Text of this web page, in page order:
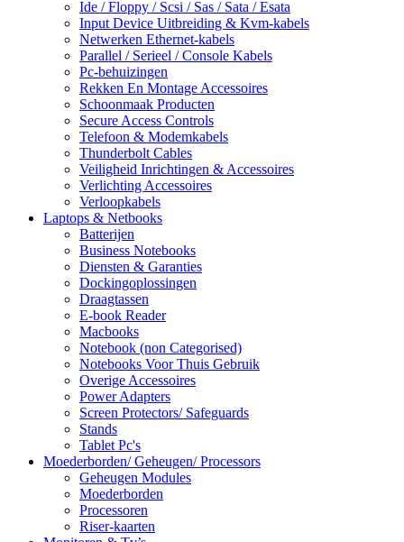
Ide / Floppy / Scsi / Sas / Sata / Esata
Input Device Uitbreiding & Kvm-kabels
Netwerken Ethernet-kabels
Parallel / Serieel / Console Kabels
Pc-behuizingen
Rekken En Montage Accessoires
Schoonmaak Producten
Secure Access Controls
Telefoon & Modemkabels
Thunderbolt Cables
Veiligheid Inrichtingen & Accessoires
Verlichting Accessoires
Verloopkabels
Laptops & Netbooks
Batterijen
Business Notebooks
Diensten & Garanties
Dockingoplossingen
Draagtassen
E-book Reader
Macbooks
Notebook (non Categorised)
Notebooks Voor Thuis Gebruik
Overige Accessoires
Power Adapters
Screen Protectors/ Safeguards
Stands
Tablet Pc's
Moederborden/ Geheugen/ Processors
Geheugen Modules
Moederborden
Processoren
Riser-kaarten